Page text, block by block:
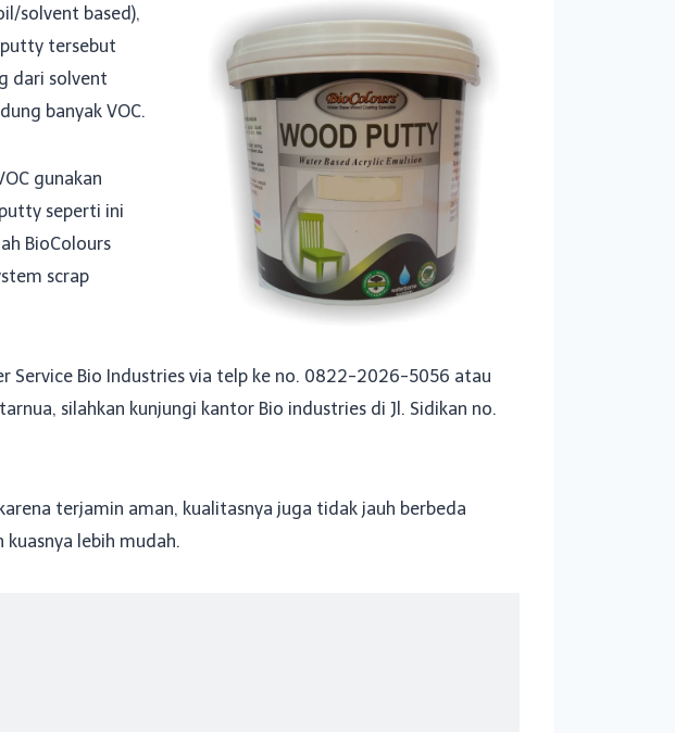
solvent based),
putty tersebut
dari solvent
banyak VOC.
gunakan
seperti ini
BioColours
scrap
Service Bio Industries via telp ke no. 0822-2026-5056 atau
silahkan kunjungi kantor Bio industries di Jl. Sidikan no.
terjamin aman, kualitasnya juga tidak jauh berbeda
lebih mudah.